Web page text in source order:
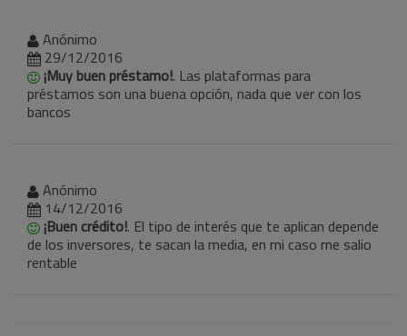
Anónimo
29/12/2016
¡Muy buen préstamo!. Las plataformas para
préstamos son una buena opción, nada que ver con los
bancos
Anónimo
14/12/2016
¡Buen crédito!. El tipo de interés que te aplican depende
de los inversores, te sacan la media, en mi caso me salio
rentable